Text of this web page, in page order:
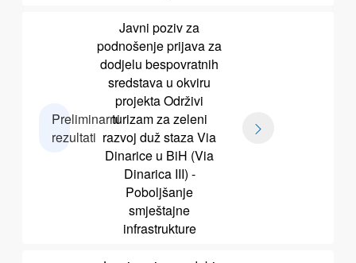
Preliminarni
rezultati
Javni poziv za
podnošenje prijava za
dodjelu bespovratnih
sredstava u okviru
projekta Održivi
turizam za zeleni
razvoj duž staza Via
Dinarice u BiH (Via
Dinarica III) -
Poboljšanje
smještajne
infrastrukture